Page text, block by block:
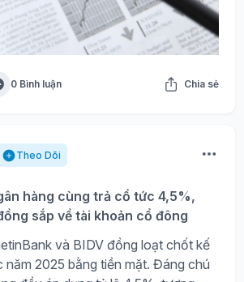
0 Bình luận Chia sẻ
Theo Dõi
hàng cùng trả cổ tức 4,5%,
sắp về tài khoản cổ đông
và BIDV đồng loạt chốt kế
2025 bằng tiền mặt. Đáng chú